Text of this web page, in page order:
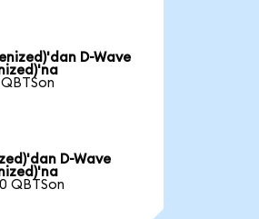
D-Wave
D-Wave
QBTSon